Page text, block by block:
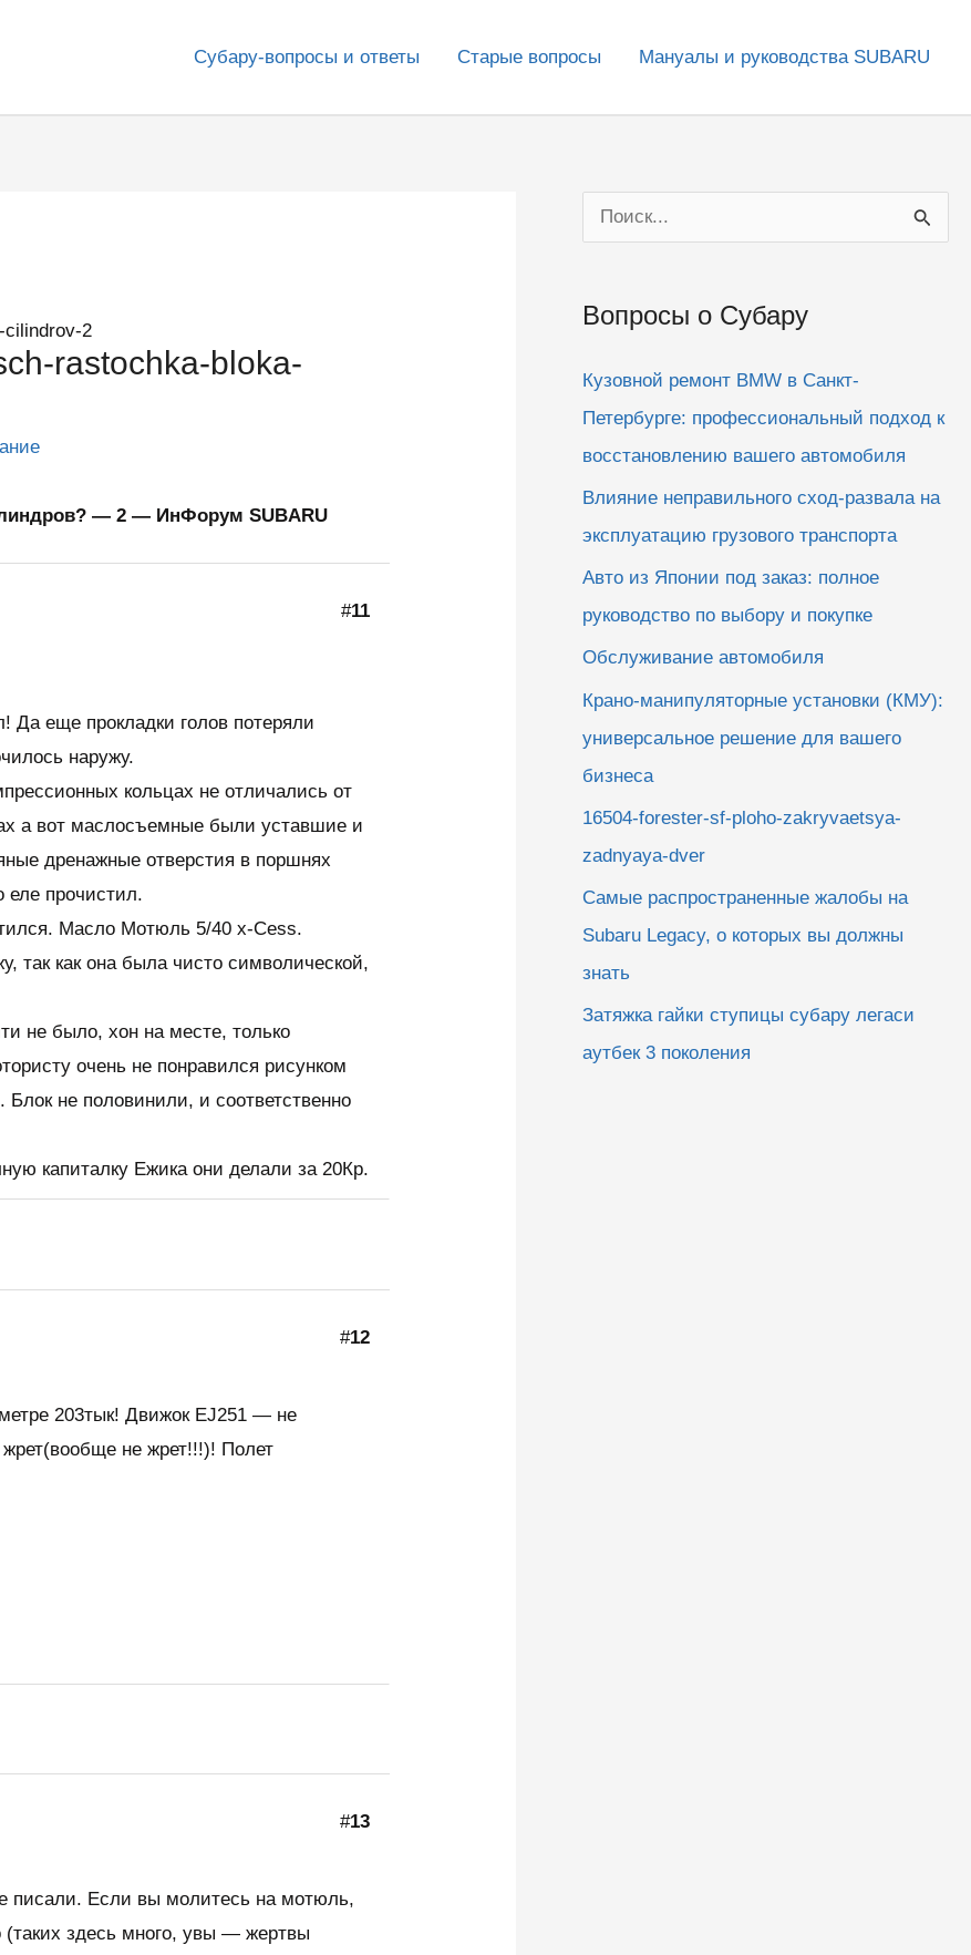
Субару-вопросы и ответы Старые вопросы Мануалы и руководства SUBARU
cilindrov-2
rastochka-bloka-
— 2 — ИнФорум SUBARU
#11
еще прокладки голов потеряли
наружу.
кольцах не отличались от
а вот маслосъемные были уставшие и
дренажные отверстия в поршнях
еле прочистил.
Масло Мотюль 5/40 x-Cess.
так как она была чисто символической,
не было, хон на месте, только
очень не понравился рисунком
Блок не половинили, и соответственно
капиталку Ежика они делали за 20Кр.
#12
203тык! Движок EJ251 — не
не жрет!!!)! Полет
#13
писали. Если вы молитесь на мотюль,
здесь много, увы — жертвы
о
с
Вопросы о Субару
Кузовной ремонт BMW в Санкт-
Петербурге: профессиональный подход к
восстановлению вашего автомобиля
Влияние неправильного сход-развала на
эксплуатацию грузового транспорта
Авто из Японии под заказ: полное
руководство по выбору и покупке
Обслуживание автомобиля
Крано-манипуляторные установки (КМУ):
универсальное решение для вашего
бизнеса
16504-forester-sf-ploho-zakryvaetsya-
zadnyaya-dver
Самые распространенные жалобы на
Subaru Legacy, о которых вы должны
знать
Затяжка гайки ступицы субару легаси
аутбек 3 поколения